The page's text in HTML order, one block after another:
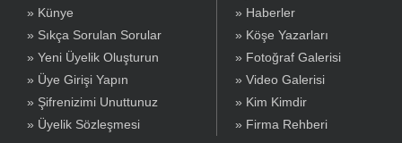
» Künye
» Sıkça Sorulan Sorular
» Yeni Üyelik Oluşturun
» Üye Girişi Yapın
» Şifrenizimi Unuttunuz
» Üyelik Sözleşmesi
» Haberler
» Köşe Yazarları
» Fotoğraf Galerisi
» Video Galerisi
» Kim Kimdir
» Firma Rehberi